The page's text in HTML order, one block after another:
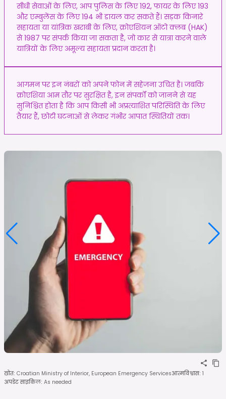
सीधी सेवाओं के लिए, आप पुलिस के लिए 192, फायर के लिए 193
और एम्बुलेंस के लिए 194 भी डायल कर सकते हैं। सड़क किनारे
सहायता या यांत्रिक खराबी के लिए, क्रोएशियन ऑटो क्लब (HAK)
से 1987 पर संपर्क किया जा सकता है, जो कार से यात्रा करने वाले
यात्रियों के लिए अमूल्य सहायता प्रदान करता है।
आगमन पर इन नंबरों को अपने फोन में सहेजना उचित है। जबकि
क्रोएशिया आम तौर पर सुरक्षित है, इन संपर्कों को जानने से यह
सुनिश्चित होता है कि आप किसी भी अप्रत्याशित परिस्थिति के लिए
तैयार हैं, छोटी घटनाओं से लेकर गंभीर आपात स्थितियों तक।
स्रोत: Croatian Ministry of Interior, European Emergency Servicesआत्मविश्वास: 1
अपडेट साइकिल: As needed